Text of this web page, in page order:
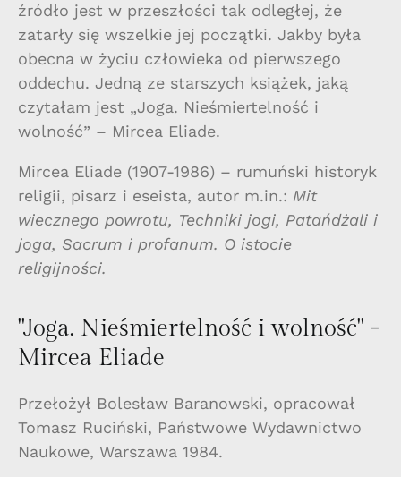
źródło jest w przeszłości tak odległej, że
zatarły się wszelkie jej początki. Jakby była
obecna w życiu człowieka od pierwszego
oddechu. Jedną ze starszych książek, jaką
czytałam jest „Joga. Nieśmiertelność i
wolność” – Mircea Eliade.
Mircea Eliade (1907-1986) – rumuński historyk
religii, pisarz i eseista, autor m.in.: Mit
wiecznego powrotu, Techniki jogi, Patańdżali i
joga, Sacrum i profanum. O istocie
religijności.
"Joga. Nieśmiertelność i wolność" -
Mircea Eliade
Przełożył Bolesław Baranowski, opracował
Tomasz Ruciński, Państwowe Wydawnictwo
Naukowe, Warszawa 1984.